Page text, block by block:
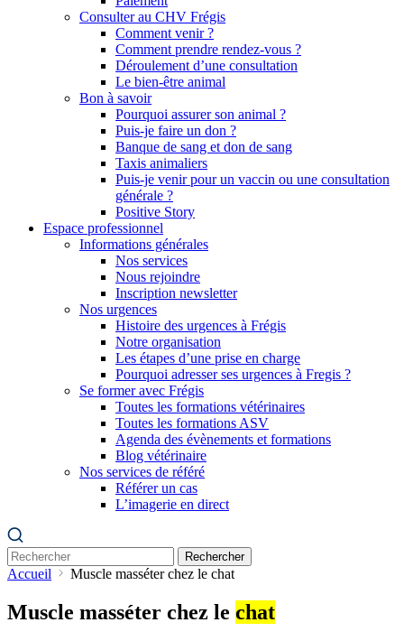
Consulter au CHV Frégis
Comment venir ?
Comment prendre rendez-vous ?
Déroulement d’une consultation
Le bien-être animal
Bon à savoir
Pourquoi assurer son animal ?
Puis-je faire un don ?
Banque de sang et don de sang
Taxis animaliers
Puis-je venir pour un vaccin ou une consultation
générale ?
Positive Story
Espace professionnel
Informations générales
Nos services
Nous rejoindre
Inscription newsletter
Nos urgences
Histoire des urgences à Frégis
Notre organisation
Les étapes d’une prise en charge
Pourquoi adresser ses urgences à Fregis ?
Se former avec Frégis
Toutes les formations vétérinaires
Toutes les formations ASV
Agenda des évènements et formations
Blog vétérinaire
Nos services de référé
Référer un cas
L’imagerie en direct
Rechercher
Accueil Muscle masséter chez le chat
Muscle masséter chez le chat